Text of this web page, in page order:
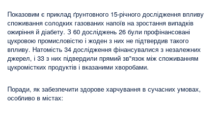
Показовим є приклад ґрунтовного 15-річного дослідження впливу
споживання солодких газованих напоїв на зростання випадків
ожиріння й діабету. З 60 досліджень 26 були профінансовані
цукровою промисловістю і жоден з них не підтвердив такого
впливу. Натомість 34 дослідження фінансувалися з незалежних
джерел, і 33 з них підвердили прямий зв"язок між споживанням
цукромістких продуктів і вказаними хворобами.
Поради, як забезпечити здорове харчування в сучасних умовах,
особливо в містах: